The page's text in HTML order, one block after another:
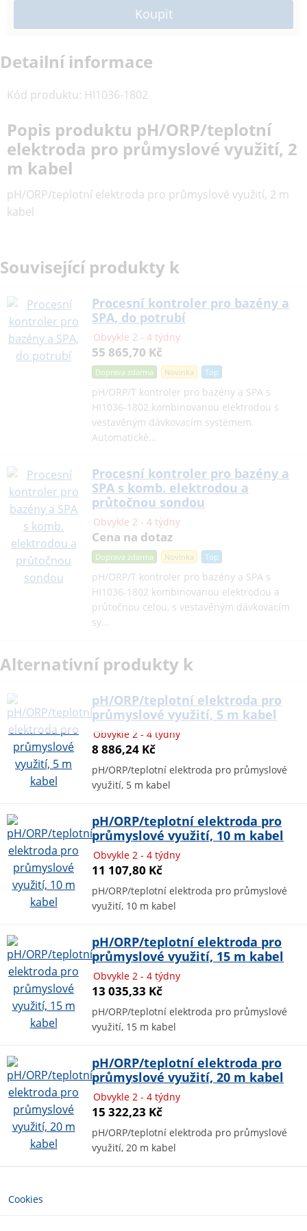
Detailní informace
Kód produktu: HI1036-1802
Popis produktu pH/ORP/teplotní
elektroda pro průmyslové využití, 2
m kabel
pH/ORP/teplotní elektroda pro průmyslové využití, 2 m
kabel
Související produkty k
Procesní kontroler pro bazény a
SPA, do potrubí
Obvykle 2 - 4 týdny
55 865,70 Kč
Doprava zdarma Novinka Top
pH/ORP/T kontroler pro bazény a SPA s
HI1036-1802 kombinovanou elektrodou s
vestavěným dávkovacím systémem.
Automatické…
Procesní kontroler pro bazény a
SPA s komb. elektrodou a
průtočnou sondou
Obvykle 2 - 4 týdny
Cena na dotaz
Doprava zdarma Novinka Top
pH/ORP/T kontroler pro bazény a SPA s
HI1036-1802 kombinovanou elektrodou a
průtočnou celou, s vestavěným dávkovacím
sy…
Alternativní produkty k
pH/ORP/teplotní elektroda pro
průmyslové využití, 5 m kabel
Obvykle 2 - 4 týdny
8 886,24 Kč
pH/ORP/teplotní elektroda pro průmyslové
využití, 5 m kabel
pH/ORP/teplotní elektroda pro
průmyslové využití, 10 m kabel
Obvykle 2 - 4 týdny
11 107,80 Kč
pH/ORP/teplotní elektroda pro průmyslové
využití, 10 m kabel
pH/ORP/teplotní elektroda pro
průmyslové využití, 15 m kabel
Obvykle 2 - 4 týdny
13 035,33 Kč
pH/ORP/teplotní elektroda pro průmyslové
využití, 15 m kabel
pH/ORP/teplotní elektroda pro
průmyslové využití, 20 m kabel
Obvykle 2 - 4 týdny
15 322,23 Kč
pH/ORP/teplotní elektroda pro průmyslové
využití, 20 m kabel
Cookies